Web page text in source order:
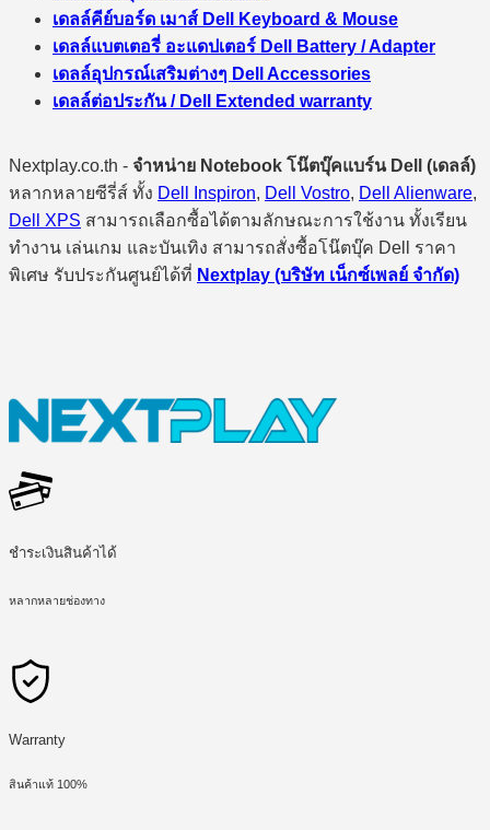
เดลล์คีย์บอร์ด เมาส์ Dell Keyboard & Mouse
เดลล์แบตเตอรี่ อะแดปเตอร์ Dell Battery / Adapter
เดลล์อุปกรณ์เสริมต่างๆ Dell Accessories
เดลล์ต่อประกัน / Dell Extended warranty
Nextplay.co.th - จำหน่าย Notebook โน๊ตบุ๊คแบร์น Dell (เดลล์)
หลากหลายซีรี่ส์ ทั้ง Dell Inspiron, Dell Vostro, Dell Alienware,
Dell XPS สามารถเลือกซื้อได้ตามลักษณะการใช้งาน ทั้งเรียน
ทำงาน เล่นเกม และบันเทิง สามารถสั่งซื้อโน๊ตบุ๊ค Dell ราคา
พิเศษ รับประกันศูนย์ได้ที่ Nextplay (บริษัท เน็กซ์เพลย์ จำกัด)
ชำระเงินสินค้าได้
หลากหลายช่องทาง
Warranty
สินค้าแท้ 100%